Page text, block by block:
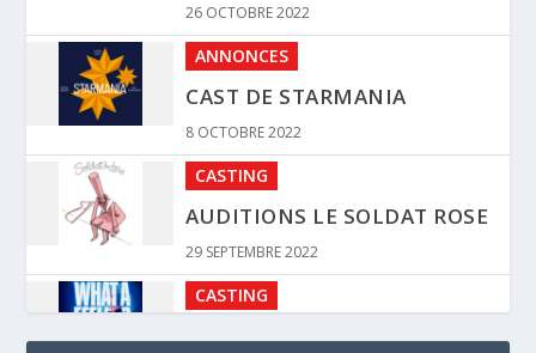
26 OCTOBRE 2022
ANNONCES
CAST DE STARMANIA
8 OCTOBRE 2022
CASTING
AUDITIONS LE SOLDAT ROSE
29 SEPTEMBRE 2022
CASTING
AUDITIONS FLASHDANCE